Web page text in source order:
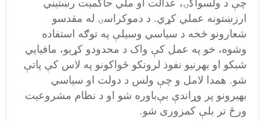
چې د ولسواکۍ، عدالت او ملي حاکمیت رښتیني
ارزښتونه عملي کړي. د دموکراسۍ له مقدسو
شعارونو څخه د سیاسي وسیلې په توګه استفاده
وشوه، خو په عمل کې واک د محدودو کړیو، مافیایي
شبکو او بهرنیو نفوذ لرونکو ځواکونو په لاس کې پاتې
شو. همدا لامل و چې ولس د دولت او سیاسي
بهیرونو پر وړاندې بې‌باوره شو او د نظام مشروعیت
ورځ تر بلې کمزوری شو.